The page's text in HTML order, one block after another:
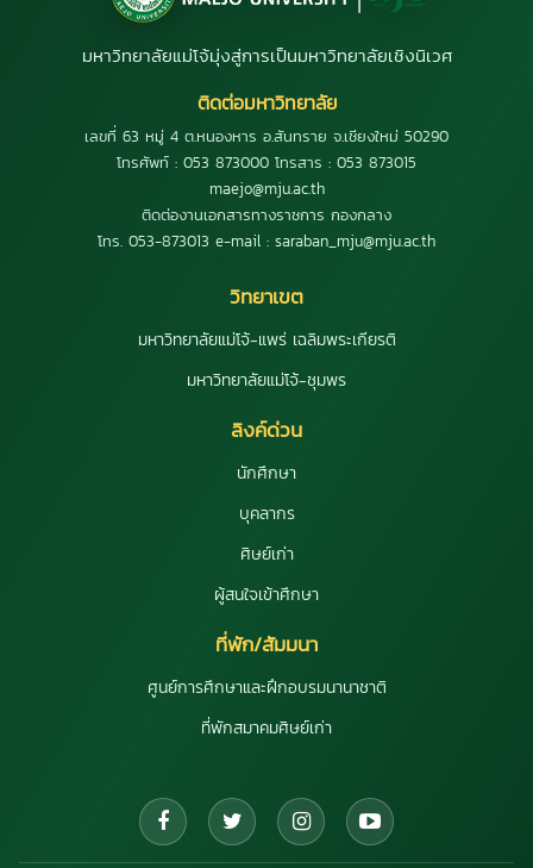
มหาวิทยาลัยแม่โจ้มุ่งสู่การเป็นมหาวิทยาลัยเชิงนิเวศ
ติดต่อมหาวิทยาลัย
เลขที่ 63 หมู่ 4 ต.หนองหาร อ.สันทราย จ.เชียงใหม่ 50290
โทรศัพท์ : 053 873000 โทรสาร : 053 873015
maejo@mju.ac.th
ติดต่องานเอกสารทางราชการ กองกลาง
โทร. 053-873013 e-mail : saraban_mju@mju.ac.th
วิทยาเขต
มหาวิทยาลัยแม่โจ้-แพร่ เฉลิมพระเกียรติ
มหาวิทยาลัยแม่โจ้-ชุมพร
ลิงค์ด่วน
นักศึกษา
บุคลากร
ศิษย์เก่า
ผู้สนใจเข้าศึกษา
ที่พัก/สัมมนา
ศูนย์การศึกษาและฝึกอบรมนานาชาติ
ที่พักสมาคมศิษย์เก่า